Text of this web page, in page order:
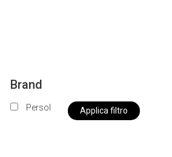
Brand
Persol Applica filtro